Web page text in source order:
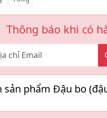
Thông báo khi có
sản phẩm Đậu bo